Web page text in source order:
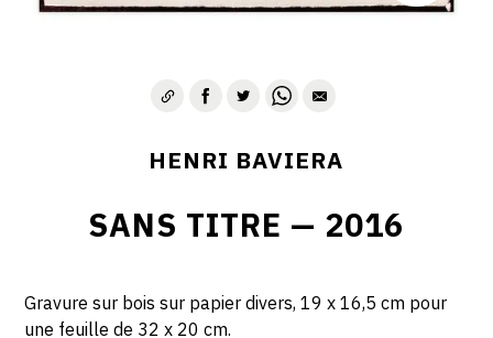
HENRI BAVIERA
SANS TITRE — 2016
Gravure sur bois sur papier divers, 19 x 16,5 cm pour
une feuille de 32 x 20 cm.